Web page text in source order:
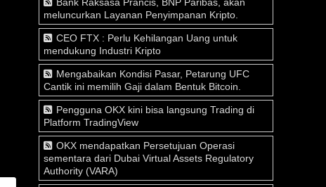
meluncurkan Layanan Penyimpanan Kripto.
CEO FTX : Perlu Kehilangan Uang untuk
mendukung Industri Kripto
Mengabaikan Kondisi Pasar, Petarung UFC
Cantik ini memilih Gaji dalam Bentuk Bitcoin.
Pengguna OKX kini bisa langsung Trading di
Platform TradingView
OKX mendapatkan Persetujuan Operasi
sementara dari Dubai Virtual Assets Regulatory
Authority (VARA)